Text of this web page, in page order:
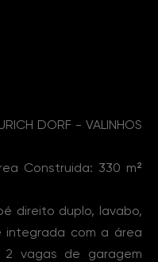
DORF - VALINHOS
Construida: 330 m²
direito duplo, lavabo,
integrada com a área
vagas de garagem